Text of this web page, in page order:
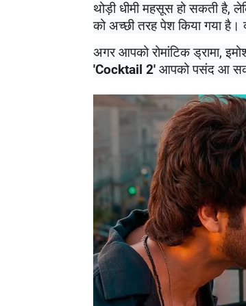
थोड़ी धीमी महसूस हो सकती है,
को अच्छी तरह पेश किया गया है।
'Cocktail 2' आपको पसंद आ